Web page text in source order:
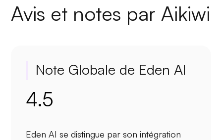
Avis et notes par Aikiwi
Note Globale de Eden AI
4.5
Eden AI se distingue par sonintégration